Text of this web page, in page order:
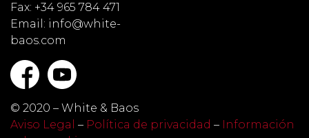
Fax: +34 965 784 471
Email: info@white-
baos.com
© 2020 – White & Baos
Aviso Legal – Política de privacidad – Información